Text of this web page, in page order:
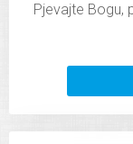
Pjevajte Bogu,